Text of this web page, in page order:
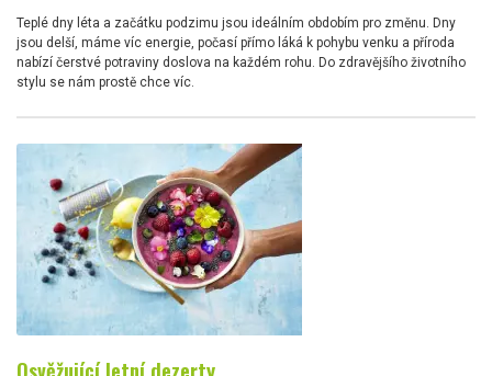
Teplé dny léta a začátku podzimu jsou ideálním obdobím pro změnu. Dny
jsou delší, máme víc energie, počasí přímo láká k pohybu venku a příroda
nabízí čerstvé potraviny doslova na každém rohu. Do zdravějšího životního
stylu se nám prostě chce víc.
Osvěžující letní dezerty